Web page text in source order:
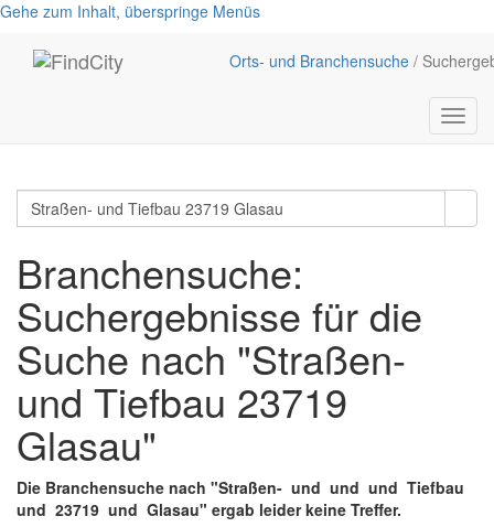
Gehe zum Inhalt, überspringe Menüs
Orts- und Branchensuche /
Menü
Branchensuche:
Suchergebnisse für die
Suche nach "Straßen-
und Tiefbau 23719
Glasau"
Die Branchensuche nach "Straßen- und und und Tiefbau
und 23719 und Glasau" ergab leider keine Treffer.